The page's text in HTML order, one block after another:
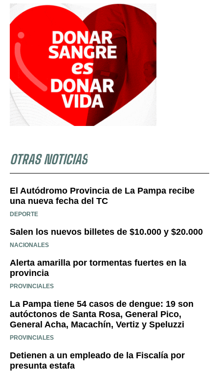
OTRAS NOTICIAS
El Autódromo Provincia de La Pampa recibe
una nueva fecha del TC
DEPORTE
Salen los nuevos billetes de $10.000 y $20.000
NACIONALES
Alerta amarilla por tormentas fuertes en la
provincia
PROVINCIALES
La Pampa tiene 54 casos de dengue: 19 son
autóctonos de Santa Rosa, General Pico,
General Acha, Macachín, Vertiz y Speluzzi
PROVINCIALES
Detienen a un empleado de la Fiscalía por
presunta estafa